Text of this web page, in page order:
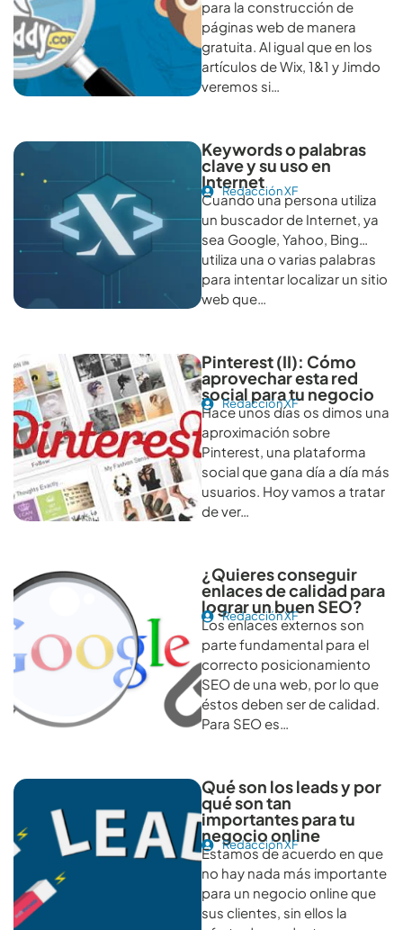
para la construcción de
páginas web de manera
gratuita. Al igual que en los
artículos de Wix, 1&1 y Jimdo
veremos si…
Keywords o palabras
clave y su uso en
Internet
Redacción XF
Cuando una persona utiliza
un buscador de Internet, ya
sea Google, Yahoo, Bing…
utiliza una o varias palabras
para intentar localizar un sitio
web que…
Pinterest (II): Cómo
aprovechar esta red
social para tu negocio
Redacción XF
Hace unos días os dimos una
aproximación sobre
Pinterest, una plataforma
social que gana día a día más
usuarios. Hoy vamos a tratar
de ver…
¿Quieres conseguir
enlaces de calidad para
lograr un buen SEO?
Redacción XF
Los enlaces externos son
parte fundamental para el
correcto posicionamiento
SEO de una web, por lo que
éstos deben ser de calidad.
Para SEO es…
Qué son los leads y por
qué son tan
importantes para tu
negocio online
Redacción XF
Estamos de acuerdo en que
no hay nada más importante
para un negocio online que
sus clientes, sin ellos la